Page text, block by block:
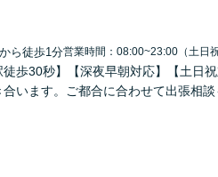
から徒歩1分営業時間：08:00~23:00（土日祝
徒歩30秒】【深夜早朝対応】【土日
います。ご都合に合わせて出張相